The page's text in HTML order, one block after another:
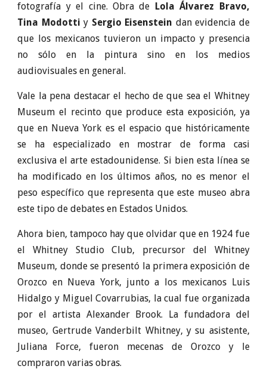
fotografía y el cine. Obra de Lola Álvarez Bravo,
Tina Modottiy Sergio Eisenstein dan evidencia de
que los mexicanos tuvieron un impacto y presencia
no sólo en la pintura sino en los medios
audiovisuales en general.
Vale la pena destacar el hecho de que sea el Whitney
Museum el recinto que produce esta exposición, ya
que en Nueva York es el espacio que históricamente
se ha especializado en mostrar de forma casi
exclusiva el arte estadounidense. Si bien esta línea se
ha modificado en los últimos años, no es menor el
peso específico que representa que este museo abra
este tipo de debates en Estados Unidos.
Ahora bien, tampoco hay que olvidar que en 1924 fue
el Whitney Studio Club, precursor del Whitney
Museum, donde se presentó la primera exposición de
Orozco en Nueva York, junto a los mexicanos Luis
Hidalgo y Miguel Covarrubias, la cual fue organizada
por el artista Alexander Brook. La fundadora del
museo, Gertrude Vanderbilt Whitney, y su asistente,
Juliana Force, fueron mecenas de Orozco y le
compraron varias obras.